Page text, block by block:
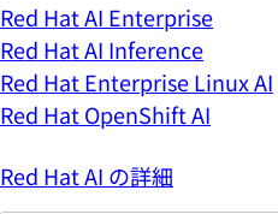
Red Hat AI Enterprise
Red Hat AI Inference
Red Hat Enterprise Linux AI
Red Hat OpenShift AI
Red Hat AI の詳細